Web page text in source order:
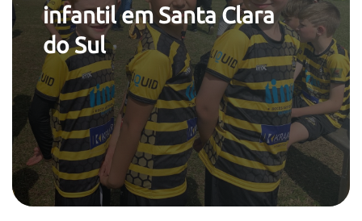
infantil em Santa Clara
do Sul